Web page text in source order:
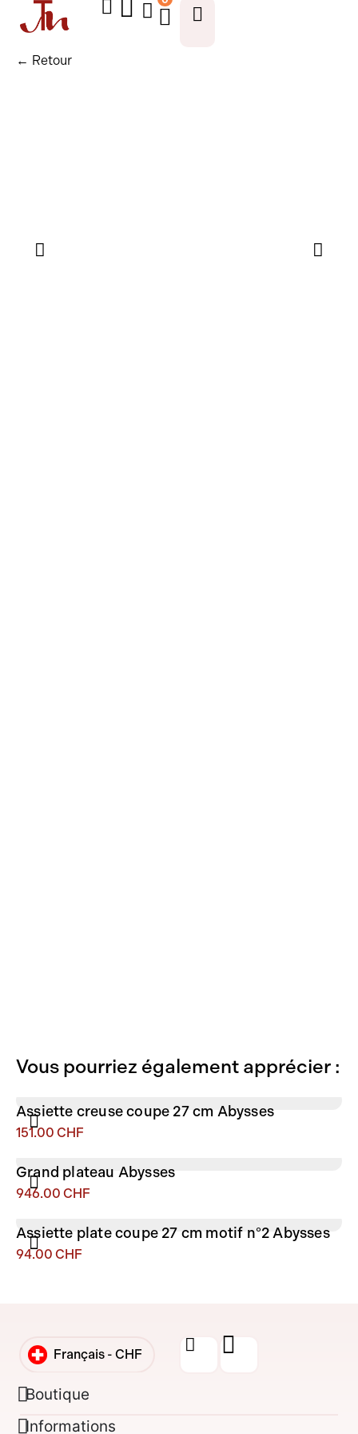
← Retour
Vous pourriez également apprécier :
Assiette creuse coupe 27 cm Abysses
151.00 CHF
Grand plateau Abysses
946.00 CHF
Assiette plate coupe 27 cm motif n°2 Abysses
94.00 CHF
Français - CHF
English -
Français -
Boutique
Informations